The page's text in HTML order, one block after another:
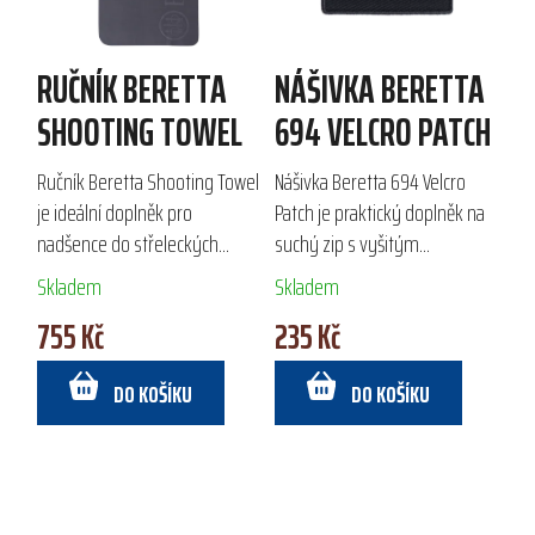
RUČNÍK BERETTA
SHOOTING TOWEL
Ručník Beretta Shooting Towel
je ideální doplněk pro
nadšence do střeleckých
disciplín a outdoorových
aktivit. Vyrobený z měkkého a
rychleschnoucího
mikrovlákna, nabízí...
Skladem
755 Kč
DO KOŠÍKU
NÁŠIVKA BERETTA
694 VELCRO PATCH
Nášivka Beretta 694 Velcro
Patch je praktický doplněk na
suchý zip s vyšitým
označením 694. Vyrobena z
100 % polyesteru, zajišťuje
odolnost a dlouhou životnost,
ideální pro...
Skladem
235 Kč
DO KOŠÍKU